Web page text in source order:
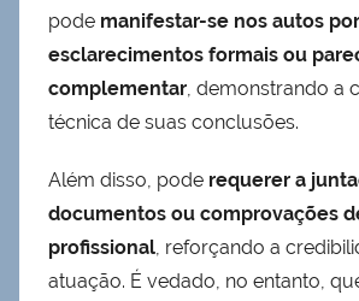
pode manifestar-se nos autos
esclarecimentos formais ou
complementar, demonstrando a
técnica de suas conclusões.
Além disso, pode requerer a
documentos ou comprovações
profissional, reforçando a
atuação. É vedado, no entanto,